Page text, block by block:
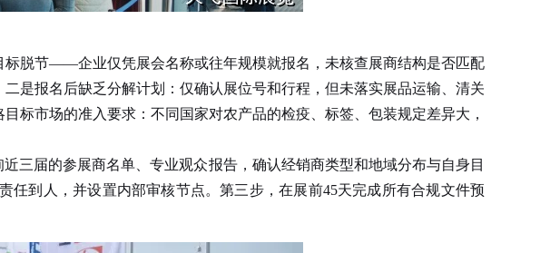
脱节——企业仅凭展会名称或往年规模就报名，未核查展商结构是否匹配
是报名后缺乏分解计划：仅确认展位号和行程，但未落实展品运输、清关
标市场的准入要求：不同国家对农产品的检疫、标签、包装规定差异大，
届的参展商名单、专业观众报告，确认经销商类型和地域分布与自身目
到人，并设置内部审核节点。第三步，在展前45天完成所有合规文件预